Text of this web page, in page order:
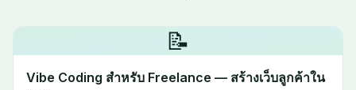
📝
Vibe Coding สำหรับ Freelance — สร้างเว็บลูกค้าใน